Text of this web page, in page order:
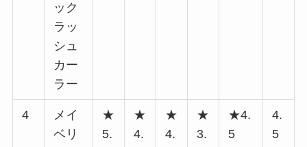
ック
ラッ
シュ
カー
ラー
4
メイ
ベリ
★
5.
★
4.
★
4.
★
3.
★4.
5
4.
5